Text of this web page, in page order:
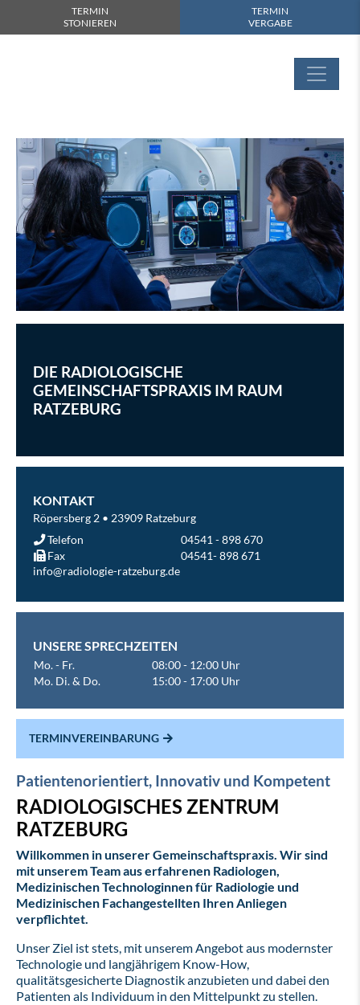
TERMIN
STONIEREN
TERMIN
VERGABE
DIE RADIOLOGISCHE
GEMEINSCHAFTSPRAXIS IM RAUM
RATZEBURG
KONTAKT
Röpersberg 2 • 23909 Ratzeburg
Telefon
04541 - 898 670
Fax
04541- 898 671
info@radiologie-ratzeburg.de
UNSERE SPRECHZEITEN
Mo. - Fr.
08:00 - 12:00 Uhr
Mo. Di. & Do.
15:00 - 17:00 Uhr
TERMINVEREINBARUNG
Patientenorientiert, Innovativ und Kompetent
RADIOLOGISCHES ZENTRUM
RATZEBURG
Willkommen in unserer Gemeinschaftspraxis. Wir sind
mit unserem Team aus erfahrenen Radiologen,
Medizinischen Technologinnen für Radiologie und
Medizinischen Fachangestellten Ihren Anliegen
verpflichtet.
Unser Ziel ist stets, mit unserem Angebot aus modernster
Technologie und langjährigem Know-How,
qualitätsgesicherte Diagnostik anzubieten und dabei den
Patienten als Individuum in den Mittelpunkt zu stellen.